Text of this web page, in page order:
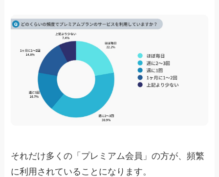
それだけ多くの「プレミアム会員」の方が、頻繁
に利用されていることになります。